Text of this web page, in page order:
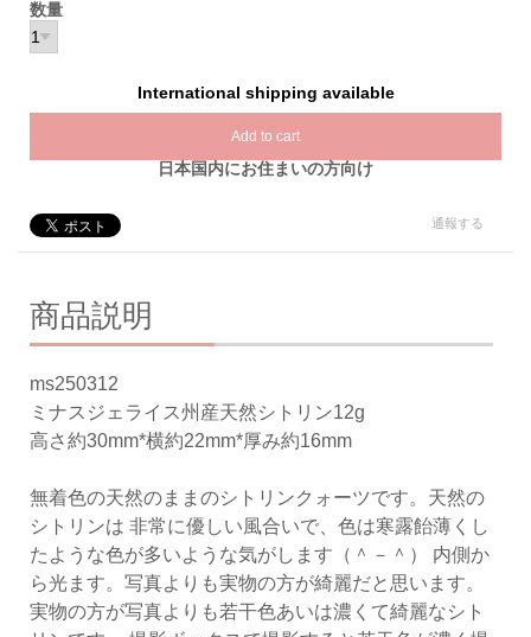
数量
International shipping available
Add to cart
日本国内にお住まいの方向け
通報する
商品説明
ms250312
ミナスジェライス州産天然シトリン12g
高さ約30mm*横約22mm*厚み約16mm
無着色の天然のままのシトリンクォーツです。天然の
シトリンは 非常に優しい風合いで、色は寒露飴薄くし
たような色が多いような気がします（＾－＾） 内側か
ら光ます。写真よりも実物の方が綺麗だと思います。
実物の方が写真よりも若干色あいは濃くて綺麗なシト